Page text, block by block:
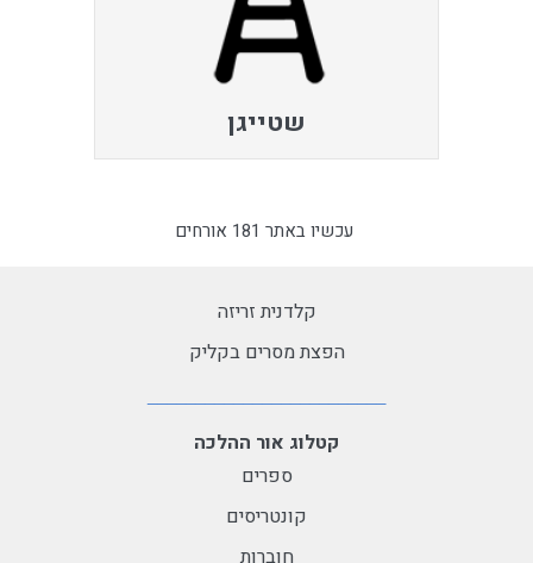
שטייגן
עכשיו באתר 181 אורחים
קלדנית זריזה
הפצת מסרים בקליק
קטלוג אור ההלכה
ספרים
קונטריסים